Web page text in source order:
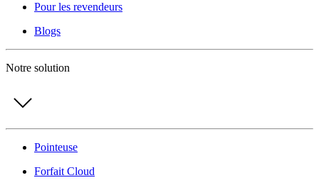
Pour les revendeurs
Blogs
Notre solution
Pointeuse
Forfait Cloud